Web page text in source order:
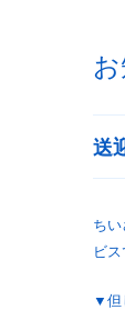
送
ち
ビ
▼但